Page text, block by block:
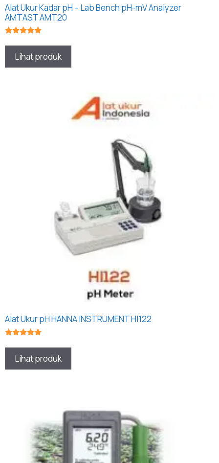
Alat Ukur Kadar pH – Lab Bench pH-mV Analyzer
AMTAST AMT20
Lihat produk
Alat Ukur pH HANNA INSTRUMENT HI122
Lihat produk